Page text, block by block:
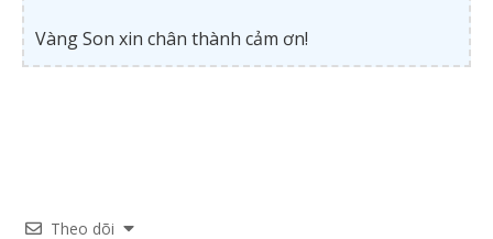
Vàng Son xin chân thành cảm ơn!
Theo dõi